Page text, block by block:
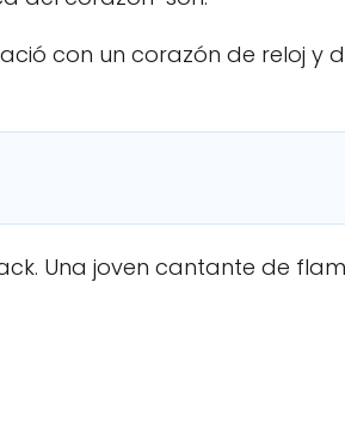
con un corazón de reloj y
Una joven cantante de